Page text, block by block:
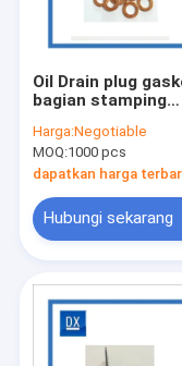
Oil Drain plug
bagian stamping
Harga:Negotiable
MOQ:1000 pcs
dapatkan harga
Hubungi sekarang